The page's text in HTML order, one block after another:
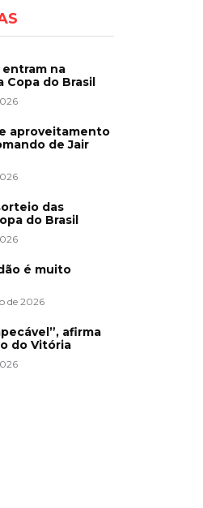
na
Copa do Brasil
aproveitamento
de Jair
das
do Brasil
é muito
de 2026
afirma
do Vitória